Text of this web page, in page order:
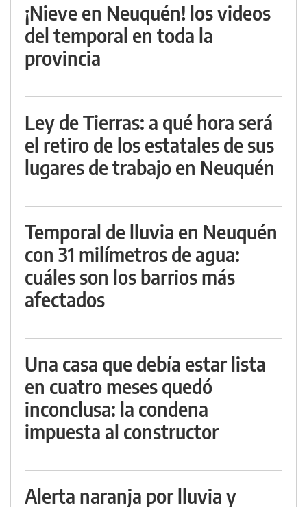
¡Nieve en Neuquén! los videos
del temporal en toda la
provincia
Ley de Tierras: a qué hora será
el retiro de los estatales de sus
lugares de trabajo en Neuquén
Temporal de lluvia en Neuquén
con 31 milímetros de agua:
cuáles son los barrios más
afectados
Una casa que debía estar lista
en cuatro meses quedó
inconclusa: la condena
impuesta al constructor
Alerta naranja por lluvia y